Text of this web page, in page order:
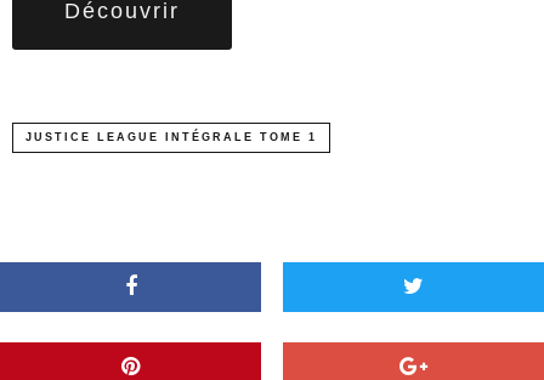
Découvrir
JUSTICE LEAGUE INTÉGRALE TOME 1